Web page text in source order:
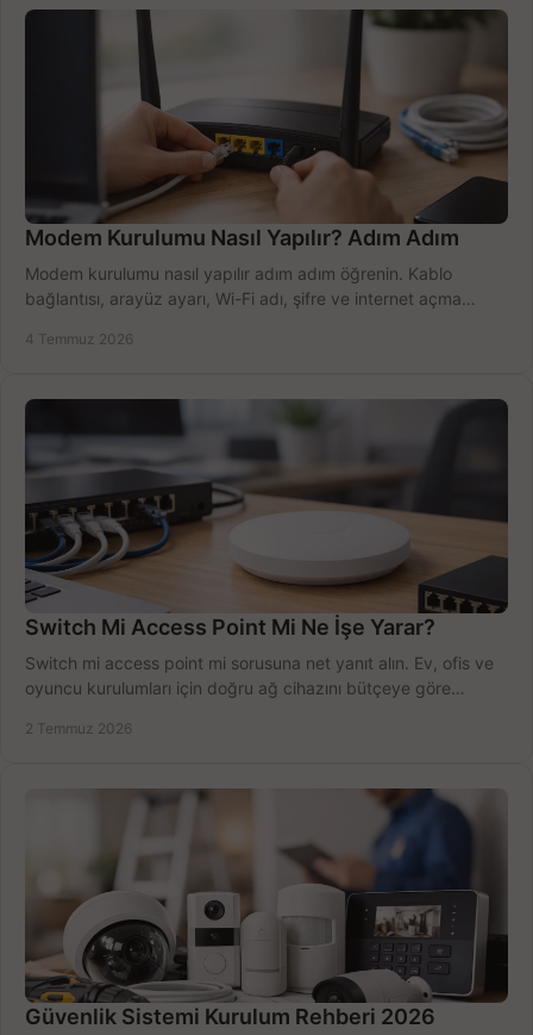
Modem Kurulumu Nasıl Yapılır? Adım Adım
Modem kurulumu nasıl yapılır adım adım öğrenin. Kablo
bağlantısı, arayüz ayarı, Wi-Fi adı, şifre ve internet açma
4 Temmuz 2026
Switch Mi Access Point Mi Ne İşe Yarar?
Switch mi access point mi sorusuna net yanıt alın. Ev, ofis ve
oyuncu kurulumları için doğru ağ cihazını bütçeye göre
2 Temmuz 2026
Güvenlik Sistemi Kurulum Rehberi 2026